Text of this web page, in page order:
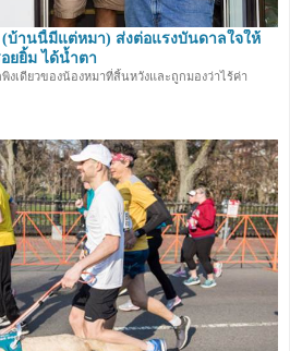
(บ้านนี้มีแต่หมา) ส่งต่อแรงบันดาลใจให้
ยยิ้ม ได้น้ำตา
เดียวของน้องหมาที่สิ้นหวังและถูกมองว่าไร้ค่า